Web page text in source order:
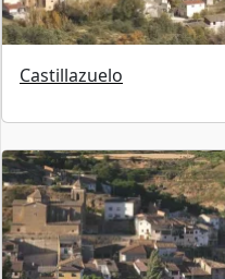
Castillazuelo